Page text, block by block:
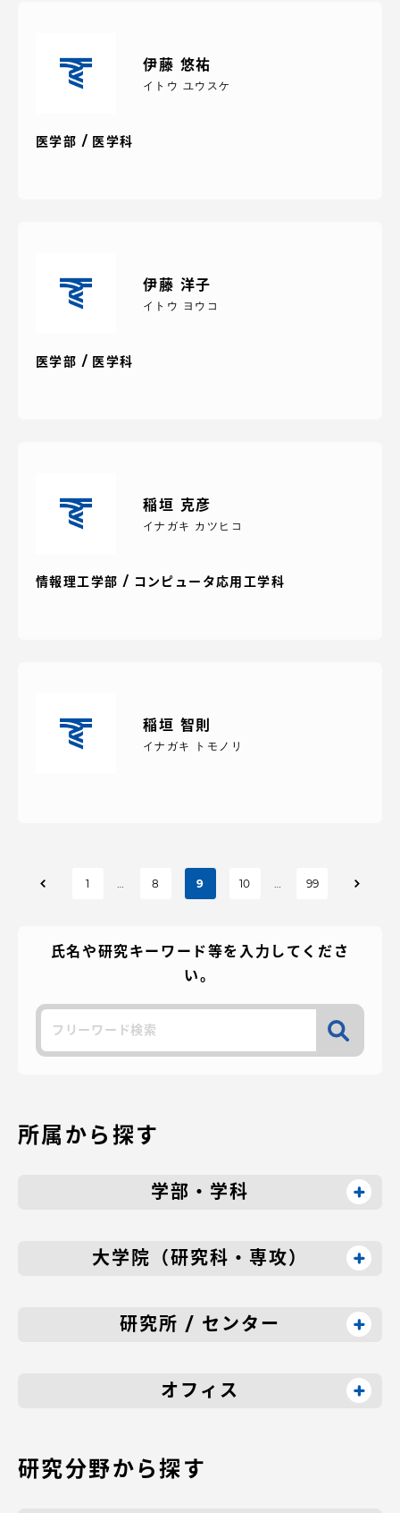
伊藤 悠祐
イトウ ユウスケ
医学部 / 医学科
伊藤 洋子
イトウ ヨウコ
医学部 / 医学科
稲垣 克彦
イナガキ カツヒコ
情報理工学部 / コンピュータ応用工学科
稲垣 智則
イナガキ トモノリ
投
の
ジ
1 8 9 10 99
氏名や研究キーワード等を入力してくださ
い。
検
所属から探す
学部・学科
大学院（研究科・専攻）
研究所 / センター
オフィス
研究分野から探す